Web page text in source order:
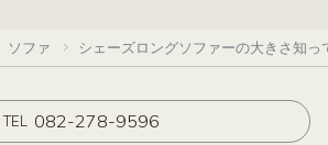
ソファ シェーズロングソファーの大きさ知っ
TEL 082-278-9596